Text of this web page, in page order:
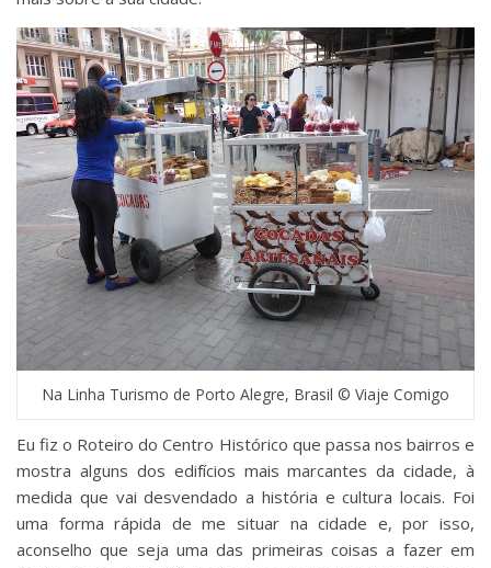
Na Linha Turismo de Porto Alegre, Brasil © Viaje Comigo
Eu fiz o Roteiro do Centro Histórico que passa nos bairros e
mostra alguns dos edifícios mais marcantes da cidade, à
medida que vai desvendado a história e cultura locais. Foi
uma forma rápida de me situar na cidade e, por isso,
aconselho que seja uma das primeiras coisas a fazer em